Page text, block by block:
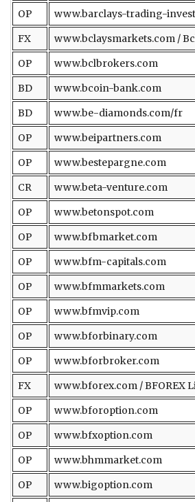
OP
www.barclays-trading-
FX
www.bclaysmarkets.com /
OP
www.bclbrokers.com
BD
www.bcoin-bank.com
BD
www.be-diamonds.com/fr
OP
www.beipartners.com
OP
www.bestepargne.com
CR
www.beta-venture.com
OP
www.betonspot.com
OP
www.bfbmarket.com
OP
www.bfm-capitals.com
OP
www.bfmmarkets.com
OP
www.bfmvip.com
OP
www.bforbinary.com
OP
www.bforbroker.com
FX
www.bforex.com / BFOREX
OP
www.bforoption.com
OP
www.bfxoption.com
OP
www.bhmmarket.com
OP
www.bigoption.com